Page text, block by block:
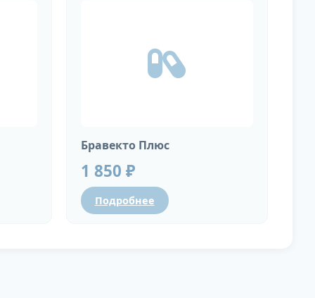
Бравекто Плюс
1 850 ₽
Подробнее